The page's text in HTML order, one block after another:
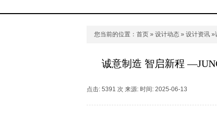
您当前的位置： 首页 » 设计动态 » 设计资讯 »
诚意制造 智启新程
点击: 5391 次 来源: 时间: 2025-06-13